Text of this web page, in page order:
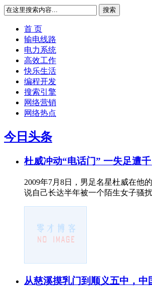
搜索
首 页
输电线路
电力系统
高效工作
快乐生活
编程开发
搜索引擎
网络营销
网络热点
今日头条
杜威冲动“电话门” 一失足遭
2009年7月8日，男足名星杜威在他
说自己长达半年被一个陌生女子骚
从慈溪摸乳门到顺义五中，中